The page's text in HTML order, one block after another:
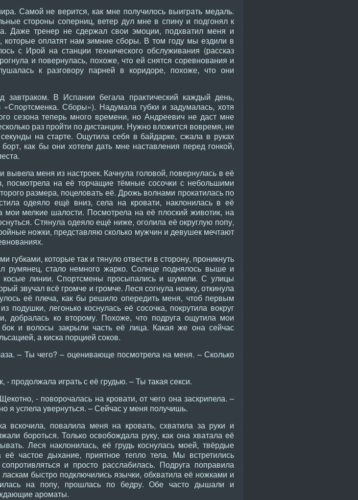
Самой не верится, как мне получилось выиграть медаль.
стороны соперниц, ветер дул мне в спину и подгонял к
Даже тренер не сдержал свои эмоции, подхватил меня и
оплатят нам зимние сборы. В том году мы ездили в
с Ирой на станции технического обслуживания (рассказ
и повернулась, похоже, что ей снятся соревнования и
к разговору парней в коридоре, похоже, что они
В Испании бегала практический каждый день,
Сборы»). Надумала губки и задумалась, хотя
сезона теперь много времени, но Андреевич не даст мне
раз пройти по дистанции. Нужно вложится вовремя, не
на старте. Ощутила себя в байдарке, сжала в руках
как бы они хотели дать мне наставления перед гонкой,
меня из настроек. Качнула головой, повернулась в её
посмотрела на её торчащие тёмные сосочки с небольшими
размера, поцеловать её. Дрожь волнами прокатилась по
одеяло ещё вниз, села на кровати, наклонилась в её
мои мелкие шалости. Посмотрела на её плоский животик, на
Стянула одеяло ещё ниже, оголила её округлую попу,
ножки, представляю сколько мужчин и девушек мечтают
которые так и тянуло отвести в сторону, проникнуть
румянец, стало немного жарко. Солнце поднялось выше и
линии. Спортсмены просыпались и шумели. С улицы
звучал всё громче и громче. Леся согнула ножку, откинула
её плеча, как бы решило опередить меня, чтоб первым
подушки, легонько коснулась её сосочка, покрутила вокруг
добралась ко второму. Похоже, что подруга ощутила мои
бок и волосы закрыли часть её лица. Какая же она сейчас
а киска порцией соков.
– Ты чего? – оценивающе посмотрела на меня. – Сколько
продолжала играть с её грудью. – Ты такая секси.
- поворочалась на кровати, от чего она заскрипела. –
я успела увернуться. – Сейчас у меня получишь.
вскочила, повалила меня на кровать, схватила за руки и
бороться. Только освобождала руку, как она хватала её
Леся наклонилась, её грудь коснулась моей, твёрдые
частое дыхание, приятное тепло тела. Мы встретились
и просто расслабилась. Подруга поправила
быстро подключились язычки, обхватила её ножками и
на попу, прошлась по бедру. Обе часто дышали и
ароматы.